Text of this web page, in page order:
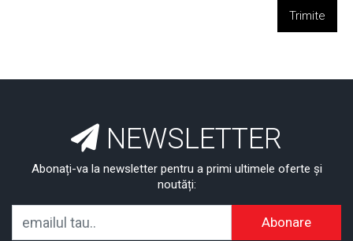
Trimite
NEWSLETTER
Abonați-va la newsletter pentru a primi ultimele oferte și
noutăți:
Abonare